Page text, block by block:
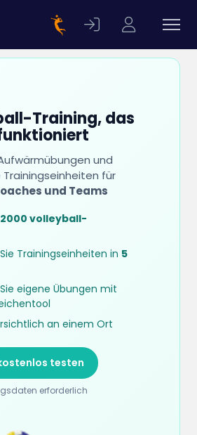
Training, das
und
für
und Teams
2000 volleyball-
Trainingseinheiten in 5
eigene Übungen mit
an einem Ort
testen
erforderlich